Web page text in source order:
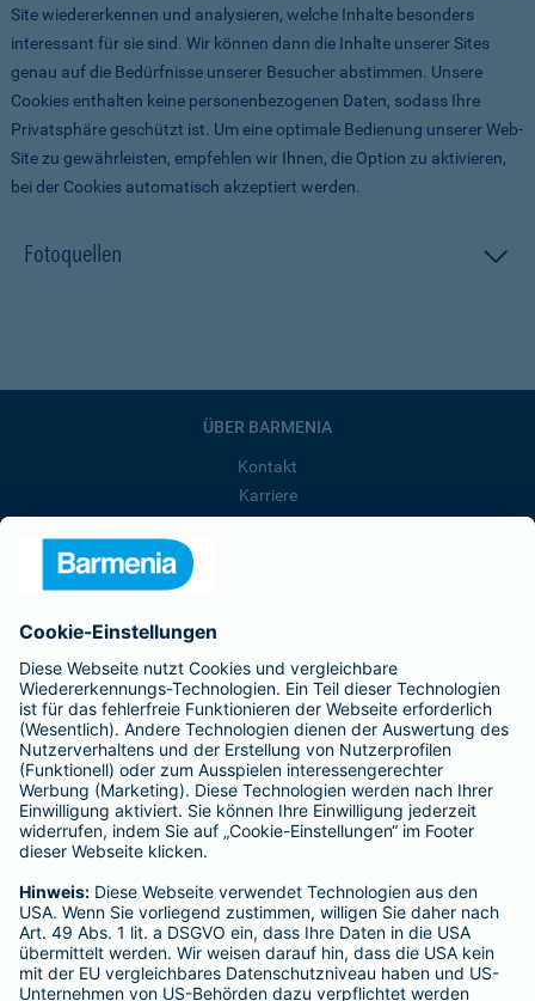
Site wiedererkennen und analysieren, welche Inhalte besonders
interessant für sie sind. Wir können dann die Inhalte unserer Sites
genau auf die Bedürfnisse unserer Besucher abstimmen. Unsere
Cookies enthalten keine personenbezogenen Daten, sodass Ihre
Privatsphäre geschützt ist. Um eine optimale Bedienung unserer Web-
Site zu gewährleisten, empfehlen wir Ihnen, die Option zu aktivieren,
bei der Cookies automatisch akzeptiert werden.
Fotoquellen
ÜBER BARMENIA
Kontakt
Karriere
Barmenia ist Teil der BarmeniaGothaer
BELIEBTE SEITEN
Kranken-Zusatzversicherung
Tierversicherungen
Haftpflichtversicherung
Hausratversicherung
Adresse ändern
Schaden melden
Kilometerstandsmeldung
Serviceübersicht